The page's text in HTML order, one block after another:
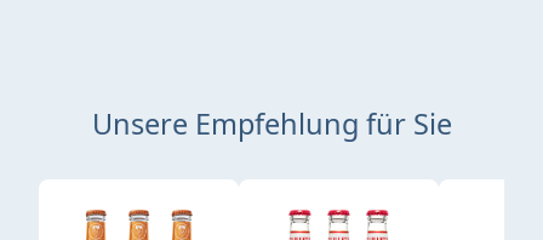
Unsere Empfehlung für Sie
Produktgalerie überspringen